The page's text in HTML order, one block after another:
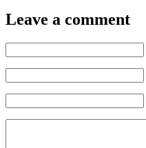
Leave a comment